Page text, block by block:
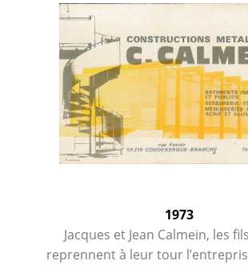
1973
Jacques et Jean Calmein, les
reprennent à leur tour